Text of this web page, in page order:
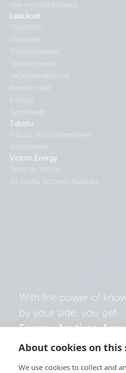
About cookies on this
We use cookies to collect and
Tutustu
Tutustu ekosysteemiimme
Aloittaminen
Victron Energy
Tämä on Victron
50 vuotta Victronin historiaa
Lataukset
Ohjelmisto
Manuaalit
Tietolomakkeet
Tekniset tiedot
Järjestelmäkaaviot
Kotelon mitat
Esitteet
Sertifikaatit
Hae myyntiedustajasi